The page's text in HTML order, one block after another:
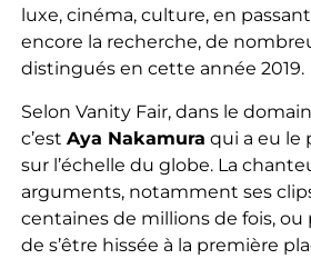
luxe, cinéma, culture, en
encore la recherche, de
distingués en cette année 2019.
Selon Vanity Fair, dans le
c’est Aya Nakamura qui a eu le
sur l’échelle du globe. La
arguments, notamment ses
centaines de millions de fois, ou
de s’être hissée à la première